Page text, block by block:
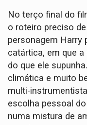
No terço final do
o roteiro preciso
personagem Harry
catártica, em que
do que ele
climática e muito
multi-
escolha pessoal
numa mistura de